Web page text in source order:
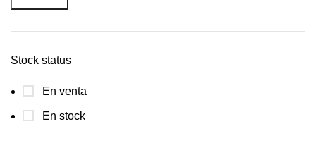
Stock status
En venta
En stock